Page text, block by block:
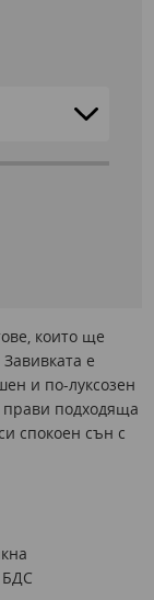
които ще
е
и по-луксозен
прави подходяща
спокоен сън с
БДС